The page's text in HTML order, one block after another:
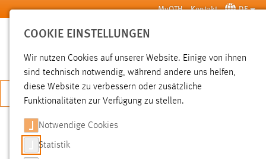
Zum Hauptinhalt springen MyOTH Kontakt DE
SUCHE
JETZT BEWERBEN
SUCHE
COOKIE EINSTELLUNGEN
Wir nutzen Cookies auf unserer Website. Einige von ihnen
sind technisch notwendig, während andere uns helfen,
diese Website zu verbessern oder zusätzliche
Funktionalitäten zur Verfügung zu stellen.
Notwendige Cookies
Statistik